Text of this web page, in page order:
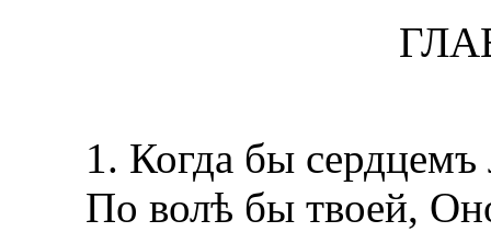
1. Когда бы сердцемъ
По волѣ бы твоей,